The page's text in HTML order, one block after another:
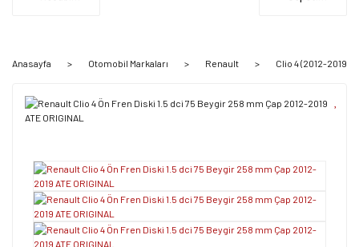
Anasayfa Otomobil Markaları Renault Clio 4 (2012-2019)